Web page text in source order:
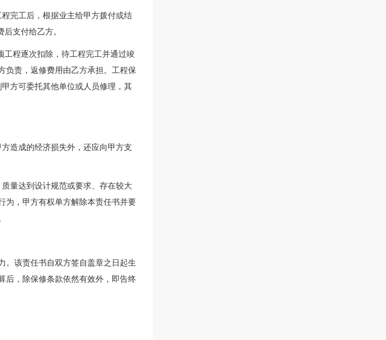
完工后，根据业主给甲方拨付或结
支付给乙方。
工程逐次扣除，待工程完工并通过竣
负责，返修费用由乙方承担。工程保
方可委托其他单位或人员修理，其
造成的经济损失外，还应向甲方支
量达到设计规范或要求、存在较大
为，甲方有权单方解除本责任书并要
。该责任书自双方签自盖章之日起生
后，除保修条款依然有效外，即告终